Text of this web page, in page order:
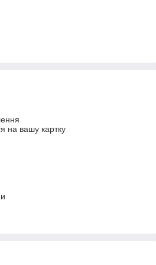
на вашу картку